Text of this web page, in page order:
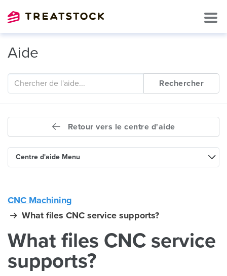
Aide
Rechercher
Retour vers le centre d'aide
Centre d'aide Menu
CNC Machining
What files CNC service supports?
What files CNC service
supports?